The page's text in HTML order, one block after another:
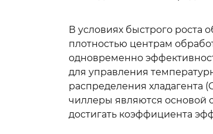
В условиях быстрого
плотностью центрам
одновременно
для управления
распределения хладагента
чиллеры являются основой
достигать коэффициента